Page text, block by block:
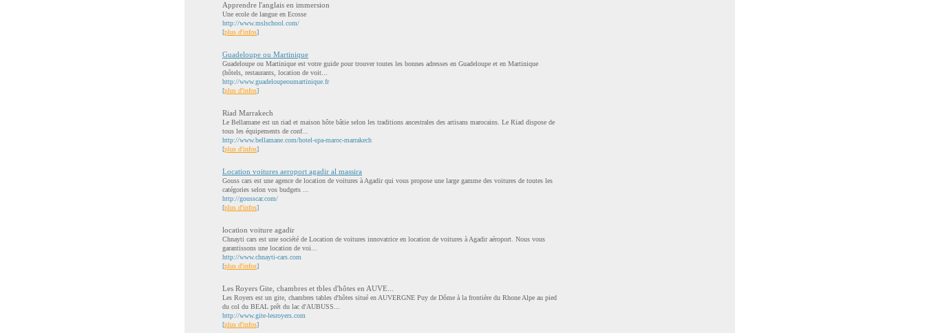
Apprendre l'anglais en immersion
Une ecole de langue en Ecosse
http://www.mslschool.com/
[plus d'infos]
Guadeloupe ou Martinique
Guadeloupe ou Martinique est votre guide pour trouver toutes les bonnes adresses en Guadeloupe et en Martinique
(hôtels, restaurants, location de voit...
http://www.guadeloupeoumartinique.fr
[plus d'infos]
Riad Marrakech
Le Bellamane est un riad et maison hôte bâtie selon les traditions ancestrales des artisans marocains. Le Riad dispose de
tous les équipements de conf...
http://www.bellamane.com/hotel-spa-maroc-marrakech
[plus d'infos]
Location voitures aeroport agadir al massira
Gouss cars est une agence de location de voitures à Agadir qui vous propose une large gamme des voitures de toutes les
catégories selon vos budgets ...
http://gousscar.com/
[plus d'infos]
location voiture agadir
Chnayti cars est une société de Location de voitures innovatrice en location de voitures à Agadir aéroport. Nous vous
garantissons une location de voi...
http://www.chnayti-cars.com
[plus d'infos]
Les Royers Gite, chambres et tbles d'hôtes en AUVE...
Les Royers est un gite, chambres tables d'hôtes situé en AUVERGNE Puy de Dôme à la frontière du Rhone Alpe au pied
du col du BEAL prêt du lac d'AUBUSS...
http://www.gite-lesroyers.com
[plus d'infos]